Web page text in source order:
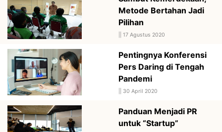
Metode Bertahan Jadi
Pilihan
17 Agustus 2020
Pentingnya Konferensi
Pers Daring di Tengah
Pandemi
30 April 2020
Panduan Menjadi PR
untuk “Startup”